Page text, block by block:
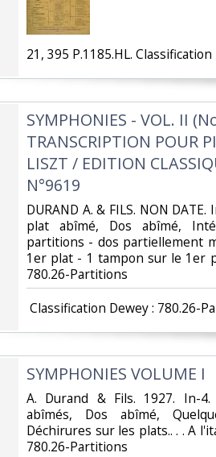
‎21, 395 P.1185.HL.
‎SYMPHONIES - VOL. II
TRANSCRIPTION POUR
LISZT / EDITION
N°9619‎
‎DURAND A. & FILS. NON
plat abîmé, Dos abîmé,
partitions - dos partiellement
1er plat - 1 tampon sur le 1er
780.26-Partitions‎
Classification Dewey : 780.26-
‎SYMPHONIES VOLUME I‎
‎A. Durand & Fils. 1927. In-
abîmés, Dos abîmé,
Déchirures sur les plats.. . . A
780.26-Partitions‎